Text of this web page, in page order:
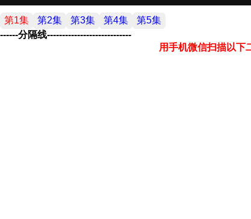
第1集 第2集 第3集 第4集
第5集
------分隔线----------------------------
用手机微信扫描以下